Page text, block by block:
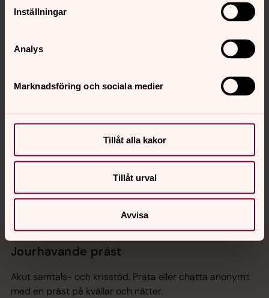
Inställningar
Analys
Marknadsföring och sociala medier
Tillåt alla kakor
Tillåt urval
Avvisa
Kontakt
Hitta snabbt
Sociala kanaler
Jourhavande präst
Akut samtals- och krisstöd. Prata eller chatta anonymt
med en präst på kvällar och nätter.